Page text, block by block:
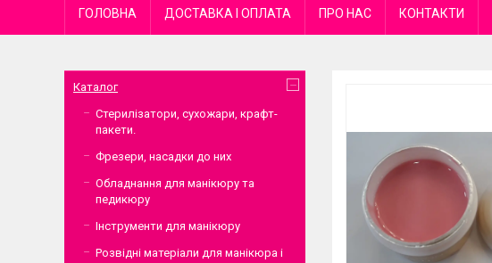
ГОЛОВНА ДОСТАВКА І ОПЛАТА ПРО НАС КОНТАКТИ
Каталог
Стерилізатори, сухожари, крафт-
пакети.
Фрезери, насадки до них
Обладнання для манікюру та
педикюру
Інструменти для манікюру
Розвідні матеріали для манікюра і